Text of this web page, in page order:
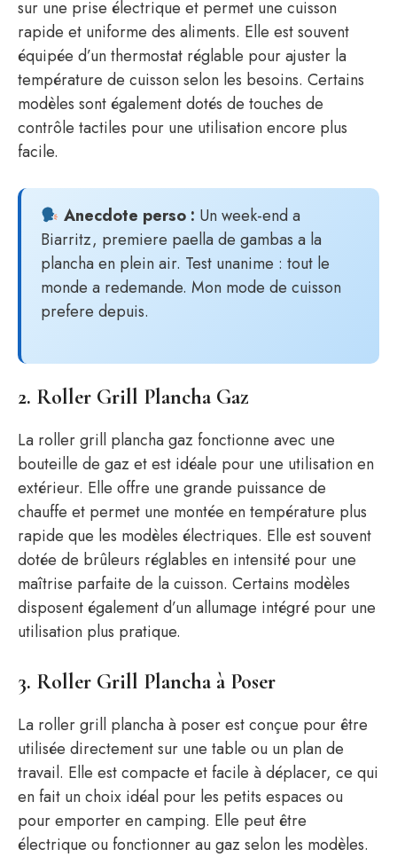
sur une prise électrique et permet une cuisson
rapide et uniforme des aliments. Elle est souvent
équipée d’un thermostat réglable pour ajuster la
température de cuisson selon les besoins. Certains
modèles sont également dotés de touches de
contrôle tactiles pour une utilisation encore plus
facile.
Anecdote perso : Un week-end a
Biarritz, premiere paella de gambas a la
plancha en plein air. Test unanime : tout le
monde a redemande. Mon mode de cuisson
prefere depuis.
2. Roller Grill Plancha Gaz
La roller grill plancha gaz fonctionne avec une
bouteille de gaz et est idéale pour une utilisation en
extérieur. Elle offre une grande puissance de
chauffe et permet une montée en température plus
rapide que les modèles électriques. Elle est souvent
dotée de brûleurs réglables en intensité pour une
maîtrise parfaite de la cuisson. Certains modèles
disposent également d’un allumage intégré pour une
utilisation plus pratique.
3. Roller Grill Plancha à Poser
La roller grill plancha à poser est conçue pour être
utilisée directement sur une table ou un plan de
travail. Elle est compacte et facile à déplacer, ce qui
en fait un choix idéal pour les petits espaces ou
pour emporter en camping. Elle peut être
électrique ou fonctionner au gaz selon les modèles.